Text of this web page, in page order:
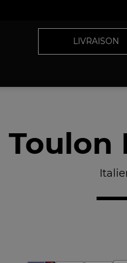
LIVRAISON